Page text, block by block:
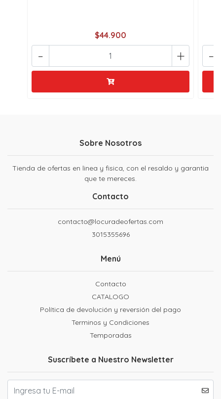
$44.900
+
- -
Sobre Nosotros
Tienda de ofertas en linea y fisica, con el resaldo y garantia
que te mereces.
Contacto
contacto@locuradeofertas.com
3015355696
Menú
Contacto
CATALOGO
Política de devolución y reversión del pago
Terminos y Condiciones
Temporadas
Suscríbete a Nuestro Newsletter